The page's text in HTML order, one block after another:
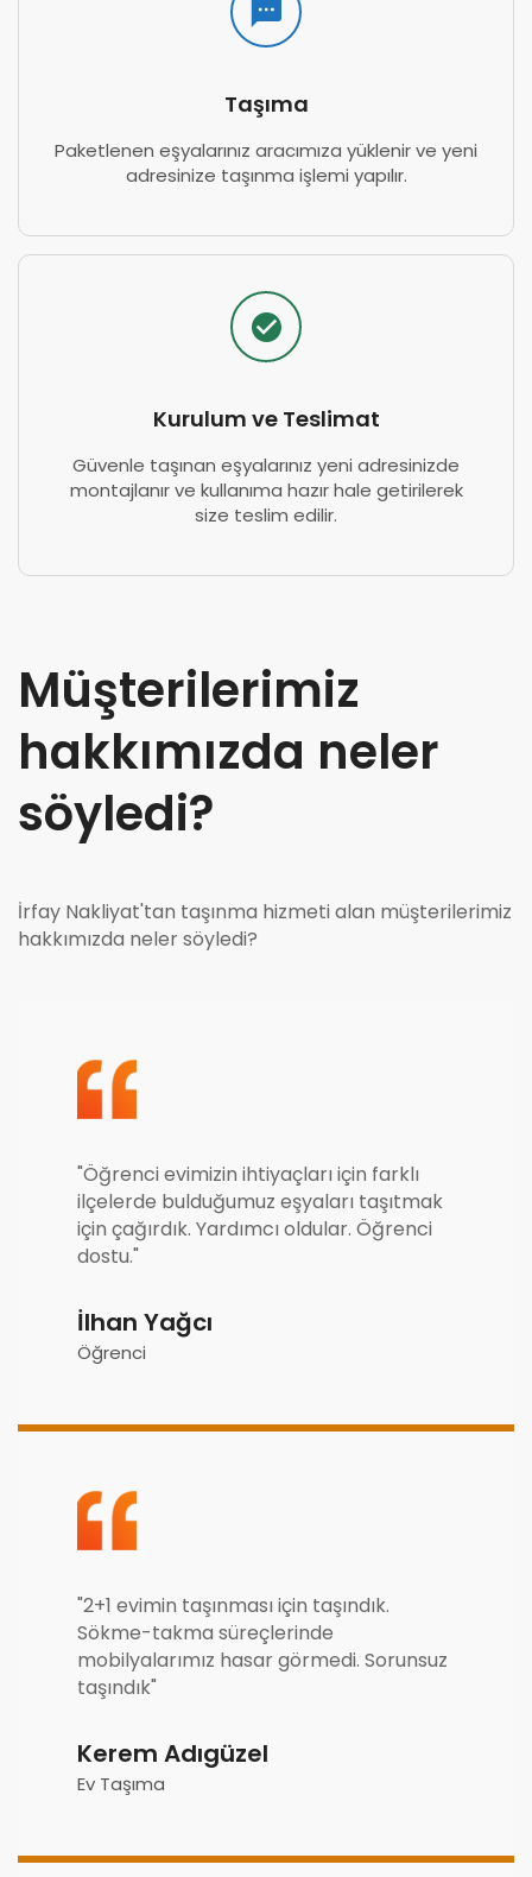
Taşıma
Paketlenen eşyalarınız aracımıza yüklenir ve yeni
adresinize taşınma işlemi yapılır.
Kurulum ve Teslimat
Güvenle taşınan eşyalarınız yeni adresinizde
montajlanır ve kullanıma hazır hale getirilerek
size teslim edilir.
Müşterilerimiz
hakkımızda neler
söyledi?
İrfay Nakliyat'tan taşınma hizmeti alan müşterilerimiz
hakkımızda neler söyledi?
"Öğrenci evimizin ihtiyaçları için farklı
ilçelerde bulduğumuz eşyaları taşıtmak
için çağırdık. Yardımcı oldular. Öğrenci
dostu."
İlhan Yağcı
Öğrenci
"2+1 evimin taşınması için taşındık.
Sökme-takma süreçlerinde
mobilyalarımız hasar görmedi. Sorunsuz
taşındık"
Kerem Adıgüzel
Ev Taşıma